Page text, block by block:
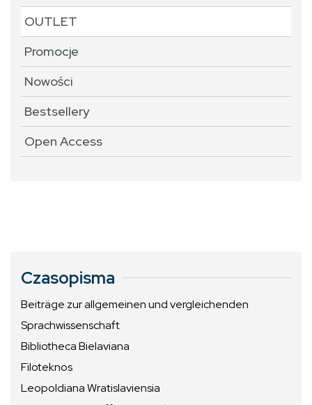
OUTLET
Promocje
Nowości
Bestsellery
Open Access
Czasopisma
Beiträge zur allgemeinen und vergleichenden
Sprachwissenschaft
Bibliotheca Bielaviana
Filoteknos
Leopoldiana Wratislaviensia